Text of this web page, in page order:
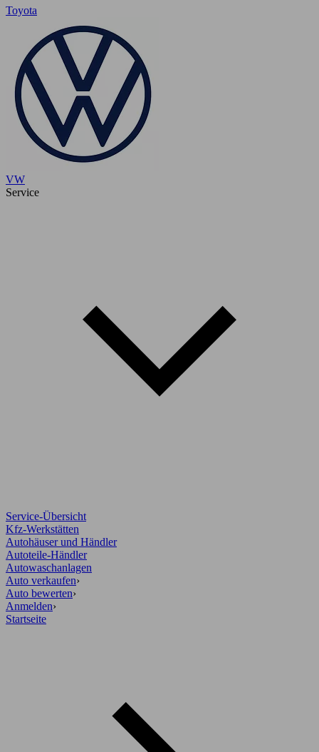
Toyota
VW
Service
Service-Übersicht
Kfz-Werkstätten
Autohäuser und Händler
Autoteile-Händler
Autowaschanlagen
Auto verkaufen›
Auto bewerten›
Anmelden›
Startseite